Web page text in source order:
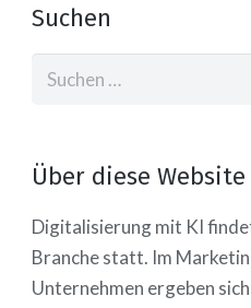
Suchen
Suchen
Über diese Website
Digitalisierung mit KI
Branche statt. Im
Unternehmen ergeben